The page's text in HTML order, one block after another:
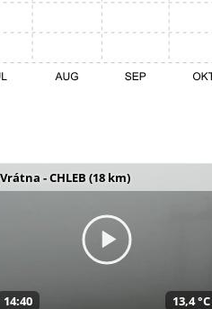
Vrátna - CHLEB (18 km)
14:40 13,4 °C